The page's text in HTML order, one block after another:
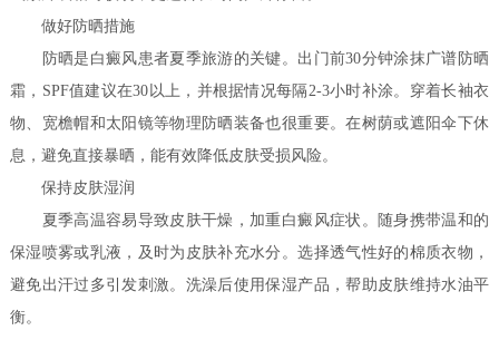
做好防晒措施
防晒是白癜风患者夏季旅游的关键。出门前30分钟涂抹广谱防晒
霜，SPF值建议在30以上，并根据情况每隔2-3小时补涂。穿着长袖衣
物、宽檐帽和太阳镜等物理防晒装备也很重要。在树荫或遮阳伞下休
息，避免直接暴晒，能有效降低皮肤受损风险。
保持皮肤湿润
夏季高温容易导致皮肤干燥，加重白癜风症状。随身携带温和的
保湿喷雾或乳液，及时为皮肤补充水分。选择透气性好的棉质衣物，
避免出汗过多引发刺激。洗澡后使用保湿产品，帮助皮肤维持水油平
衡。